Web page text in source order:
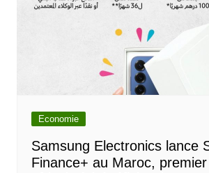
Economie
Samsung Electronics lance
Finance+ au Maroc,